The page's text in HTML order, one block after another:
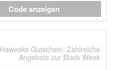
Code anzeigen
Hawesko Gutschein: Zahlreiche
Angebote zur Black Week